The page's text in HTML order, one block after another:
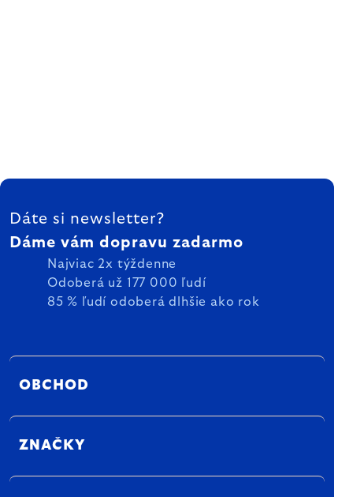
ZÁPÄTIE
Dáte si newsletter?
Dáme vám dopravu zadarmo
Najviac 2x týždenne
Odoberá už 177 000 ľudí
85 % ľudí odoberá dlhšie ako rok
OBCHOD
ZNAČKY